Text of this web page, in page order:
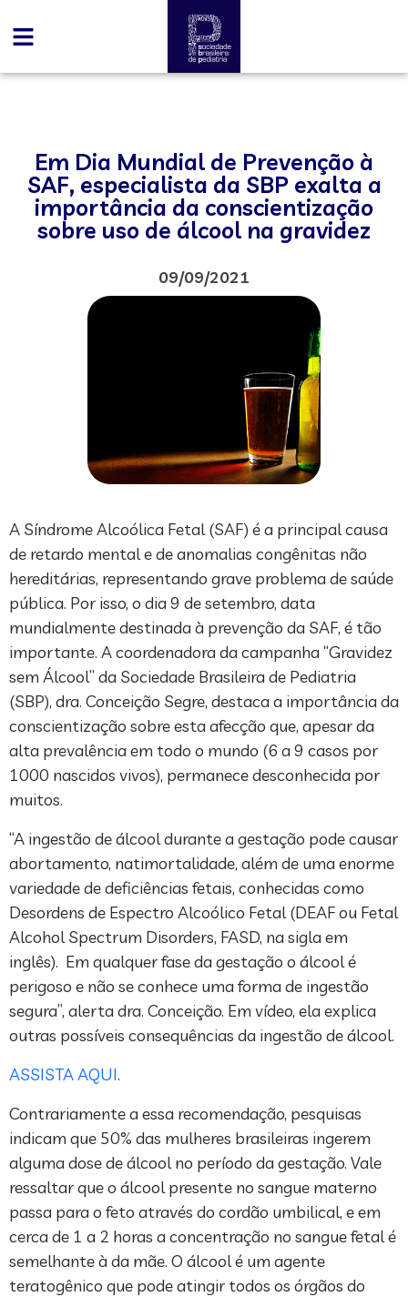
Em Dia Mundial de Prevenção à
SAF, especialista da SBP exalta a
importância da conscientização
sobre uso de álcool na gravidez
09/09/2021
A Síndrome Alcoólica Fetal (SAF) é a principal causa
de retardo mental e de anomalias congênitas não
hereditárias, representando grave problema de saúde
pública. Por isso, o dia 9 de setembro, data
mundialmente destinada à prevenção da SAF, é tão
importante. A coordenadora da campanha “Gravidez
sem Álcool” da Sociedade Brasileira de Pediatria
(SBP), dra. Conceição Segre, destaca a importância da
conscientização sobre esta afecção que, apesar da
alta prevalência em todo o mundo (6 a 9 casos por
1000 nascidos vivos), permanece desconhecida por
muitos.
“A ingestão de álcool durante a gestação pode causar
abortamento, natimortalidade, além de uma enorme
variedade de deficiências fetais, conhecidas como
Desordens de Espectro Alcoólico Fetal (DEAF ou Fetal
Alcohol Spectrum Disorders, FASD, na sigla em
inglês). Em qualquer fase da gestação o álcool é
perigoso e não se conhece uma forma de ingestão
segura”, alerta dra. Conceição. Em vídeo, ela explica
outras possíveis consequências da ingestão de álcool.
ASSISTA AQUI.
Contrariamente a essa recomendação, pesquisas
indicam que 50% das mulheres brasileiras ingerem
alguma dose de álcool no período da gestação. Vale
ressaltar que o álcool presente no sangue materno
passa para o feto através do cordão umbilical, e em
cerca de 1 a 2 horas a concentração no sangue fetal é
semelhante à da mãe. O álcool é um agente
teratogênico que pode atingir todos os órgãos do